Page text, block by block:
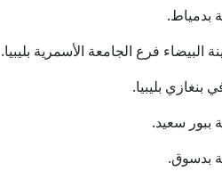
بدمياط.
البيضاء فرع الجامعة الأسمرية بليبيا.
بنغازي بليبيا.
ببور سعيد.
بدسوق.